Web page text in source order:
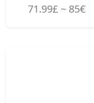
71.99£ ~ 85€